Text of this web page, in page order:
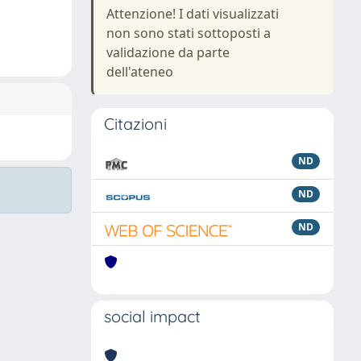
Attenzione! I dati visualizzati
non sono stati sottoposti a
validazione da parte
dell'ateneo
Citazioni
ND
ND
ND
social impact